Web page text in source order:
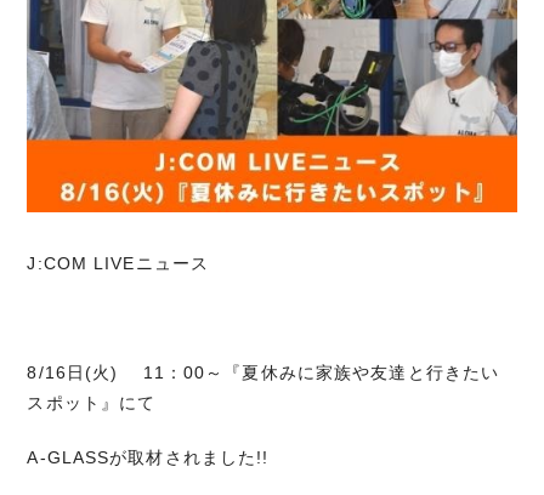
J:COM LIVEニュース
8/16日(火) 11：00～『夏休みに家族や友達と行きたい
スポット』にて
A-GLASSが取材されました!!